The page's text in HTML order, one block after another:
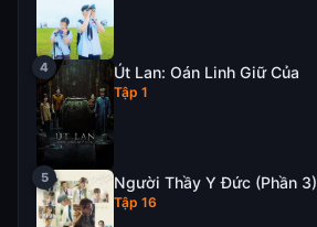
Út Lan: Oán Linh Giữ Của
Tập 1
Người Thầy Y Đức (Phần 3)
Tập 16